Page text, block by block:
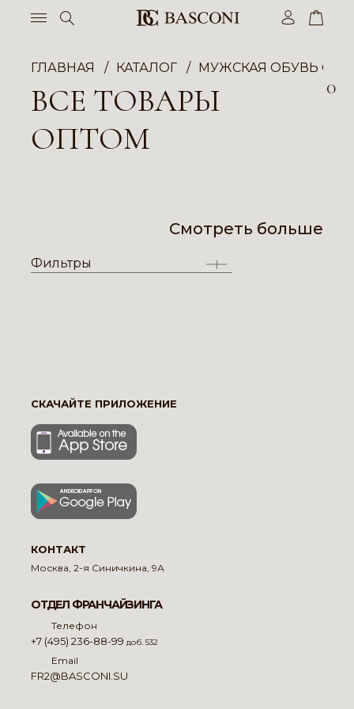
ГЛАВНАЯ КАТАЛОГ МУЖСКАЯ ОБУВЬ
ВСЕ ТОВАРЫ
ОПТОМ
0
Смотреть больше
Фильтры
СКАЧАЙТЕ ПРИЛОЖЕНИЕ
КОНТАКТ
Москва, 2-я Синичкина, 9А
ОТДЕЛ ФРАНЧАЙЗИНГА
Телефон
+7 (495) 236-88-99 доб. 532
Email
FR2@BASCONI.SU